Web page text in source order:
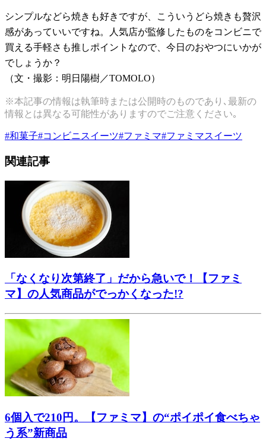
シンプルなどら焼きも好きですが、こういうどら焼きも贅沢
感があっていいですね。人気店が監修したものをコンビニで
買える手軽さも推しポイントなので、今日のおやつにいかが
でしょうか？
（文・撮影：明日陽樹／TOMOLO）
※本記事の情報は執筆時または公開時のものであり､最新の
情報とは異なる可能性がありますのでご注意ください｡
#和菓子#コンビニスイーツ#ファミマ#ファミマスイーツ
関連記事
「なくなり次第終了」だから急いで！【ファミ
マ】の人気商品がでっかくなった!?
6個入で210円。【ファミマ】の“ポイポイ食べちゃ
う系”新商品